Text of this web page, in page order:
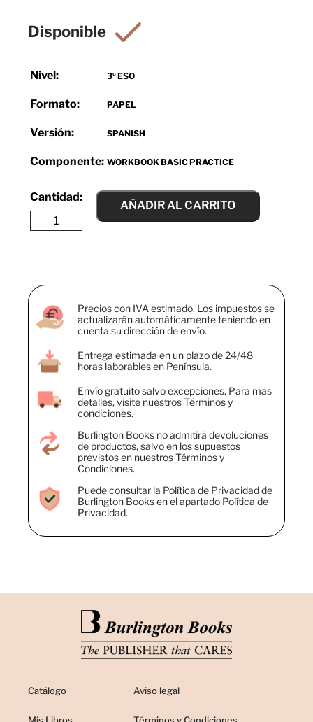
Nivel: 3º ESO
Formato: PAPEL
Versión: SPANISH
Componente: WORKBOOK BASIC PRACTICE
AÑADIR AL CARRITO
Precios con IVA estimado. Los impuestos se
actualizarán automáticamente teniendo en
cuenta su dirección de envío.
Entrega estimada en un plazo de 24/48
horas laborables en Península.
Envío gratuito salvo excepciones. Para más
detalles, visite nuestros Términos y
condiciones.
Burlington Books no admitirá devoluciones
de productos, salvo en los supuestos
previstos en nuestros Términos y
Condiciones.
Puede consultar la Política de Privacidad de
Burlington Books en el apartado Política de
Privacidad.
Catálogo Aviso legal